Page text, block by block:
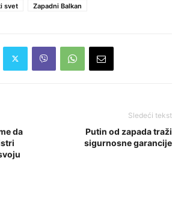
svet Zapadni Balkan
da
Sledeći tekst
Putin od zapada traži
sigurnosne garancije